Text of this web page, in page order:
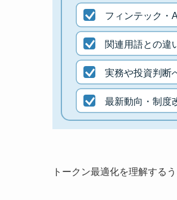
フィンテック・
関連用語との違
実務や投資判断
最新動向・制度
トークン最適化を理解する